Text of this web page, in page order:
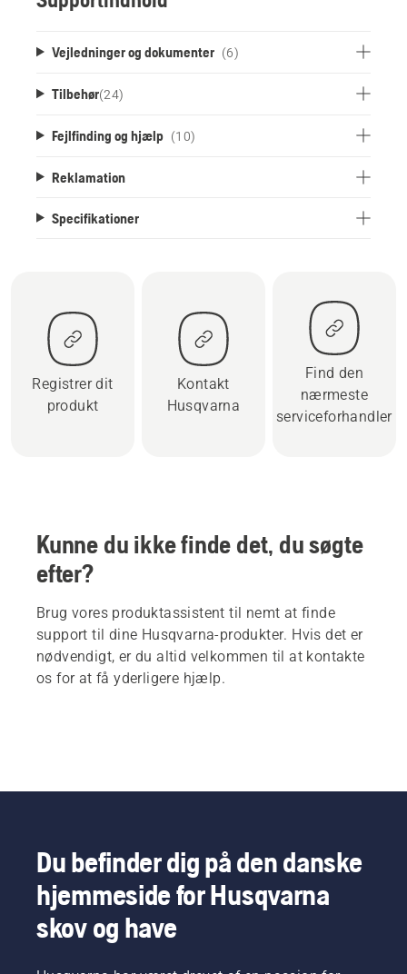
Vejledninger og dokumenter (6)
Tilbehør(24)
Fejlfinding og hjælp (10)
Reklamation
Specifikationer
Registrer dit
produkt
Kontakt
Husqvarna
Find den
nærmeste
serviceforhandler
Kunne du ikke finde det, du søgte
efter?
Brug vores produktassistent til nemt at finde
support til dine Husqvarna-produkter. Hvis det er
nødvendigt, er du altid velkommen til at kontakte
os for at få yderligere hjælp.
Du befinder dig på den danske
hjemmeside for Husqvarna
skov og have